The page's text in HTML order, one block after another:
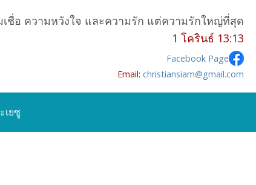
เชื่อ ความหวังใจ และความรัก แต่ความรักใหญ่ที่สุด
1 โครินธ์ 13:13
Facebook Page
Email: christiansiam@gmail.com
เยซู